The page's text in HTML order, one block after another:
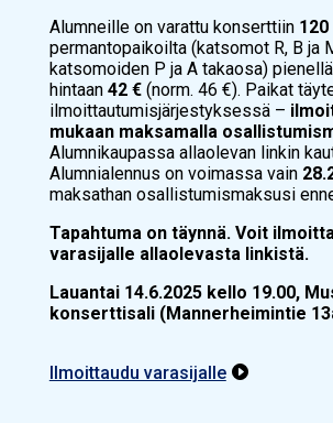
Alumneille on varattu konserttiin
permantopaikoilta (katsomot R, B ja
katsomoiden P ja A takaosa)
hintaan 42 €(norm. 46 €). Paikat
ilmoittautumisjärjestyksessä –
mukaan maksamalla
Alumnikaupassa allaolevan linkin
Alumnialennus on voimassa vain
maksathan osallistumismaksusi
Tapahtuma on täynnä. Voit
varasijalle allaolevasta linkistä.
Lauantai 14.6.2025 kello 19.00,
konserttisali (Mannerheimintie
Ilmoittaudu varasijalle 